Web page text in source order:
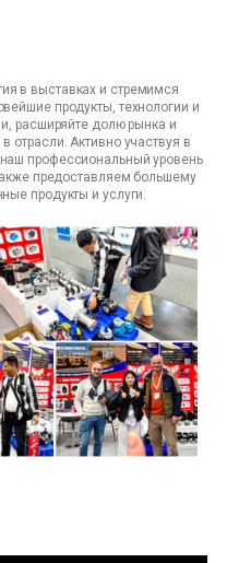
в выставках и стремимся
продукты, технологии и
расширяйте долю рынка и
отрасли. Активно участвуя в
профессиональный уровень
предоставляем большему
продукты и услуги.